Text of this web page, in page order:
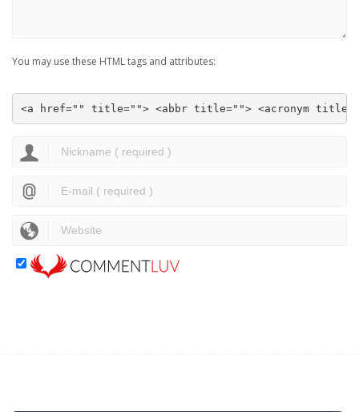
You may use these HTML tags and attributes:
<a href="" title=""> <abbr title=""> <acronym